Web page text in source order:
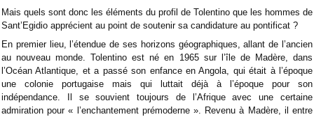
Mais quels sont donc les éléments du profil de Tolentino que les hommes de
Sant’Egidio apprécient au point de soutenir sa candidature au pontificat ?
En premier lieu, l’étendue de ses horizons géographiques, allant de l’ancien
au nouveau monde. Tolentino est né en 1965 sur l’île de Madère, dans
l’Océan Atlantique, et a passé son enfance en Angola, qui était à l’époque
une colonie portugaise mais qui luttait déjà à l’époque pour son
indépendance. Il se souvient toujours de l’Afrique avec une certaine
admiration pour « l’enchantement prémoderne ». Revenu à Madère, il entre